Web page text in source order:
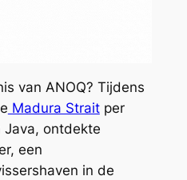
van ANOQ? Tijdens
Madura Straitper
Java, ontdekte
een
in de